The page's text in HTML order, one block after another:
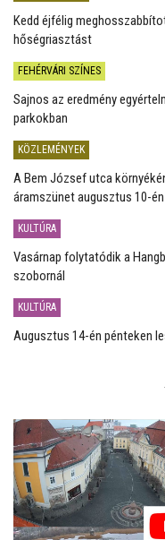
Kedd éjfélig
hőségriasztást
FEHÉRVÁRI SZÍNES
Sajnos az eredmény
parkokban
KÖZLEMÉNYEK
A Bem József utca
áramszünet augusztus 10-én
KULTÚRA
Vasárnap folytatódik a
szobornál
KULTÚRA
Augusztus 14-én pénteken